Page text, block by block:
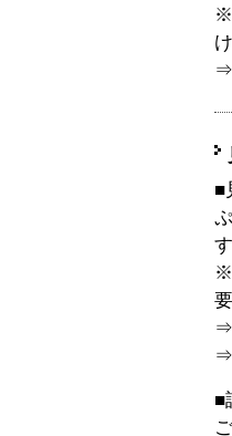
※
⇒
■
※
⇒
⇒
■